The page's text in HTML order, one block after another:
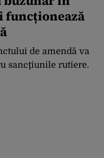
funcționează
de amendă va
sancţiunile rutiere.